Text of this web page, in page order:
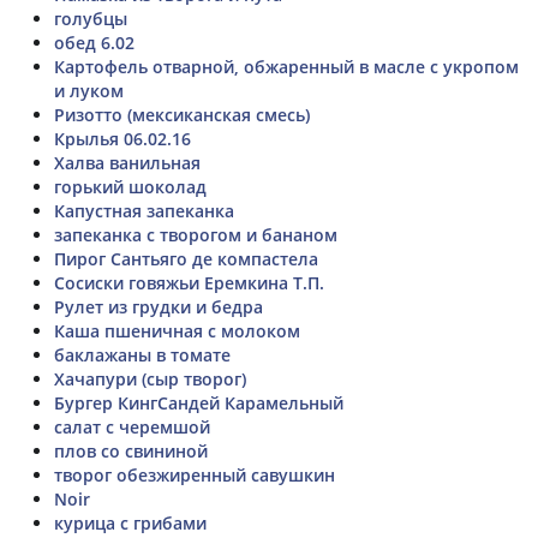
голубцы
обед 6.02
Картофель отварной, обжаренный в масле с укропом
и луком
Ризотто (мексиканская смесь)
Крылья 06.02.16
Халва ванильная
горький шоколад
Капустная запеканка
запеканка с творогом и бананом
Пирог Сантьяго де компастела
Сосиски говяжьи Еремкина Т.П.
Рулет из грудки и бедра
Каша пшеничная с молоком
баклажаны в томате
Хачапури (сыр творог)
Бургер КингСандей Карамельный
салат с черемшой
плов со свининой
творог обезжиренный савушкин
Noir
курица с грибами